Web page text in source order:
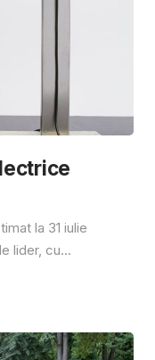
la 31 iulie
lider, cu...